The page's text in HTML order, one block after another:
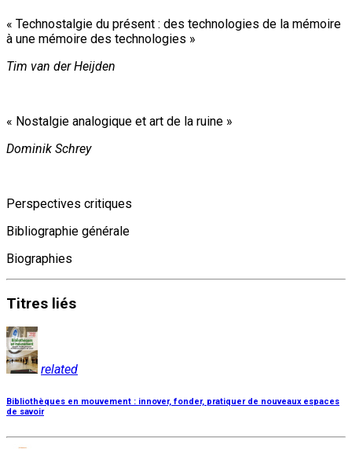
« Technostalgie du présent : des technologies de la mémoire
à une mémoire des technologies »
Tim van der Heijden
« Nostalgie analogique et art de la ruine »
Dominik Schrey
Perspectives critiques
Bibliographie générale
Biographies
Titres liés
related
Bibliothèques en mouvement : innover, fonder, pratiquer de nouveaux espaces
de savoir